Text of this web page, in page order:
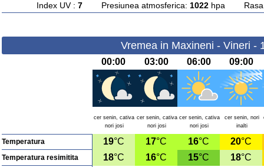
Index UV : 7Presiunea atmosferica: 1022hpa
Vremea in Maxineni - Vineri -
00:00 03:00 06:00 09:00
cer senin, cativa
nori josi
cer senin, cativa
nori josi
cer senin, cativa
nori josi
cer senin, nori
inalti
Temperatura 19°C 17°C 16°C 20°C
Temperatura resimitita 18°C 16°C 15°C 18°C